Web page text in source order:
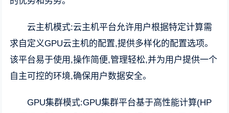
云主机模式:云主机平台允许用户根据特定计算需
求自定义GPU云主机的配置,提供多样化的配置选项。
该平台易于使用,操作简便,管理轻松,并为用户提供一个
自主可控的环境,确保用户数据安全。
GPU集群模式:GPU集群平台基于高性能计算(HP